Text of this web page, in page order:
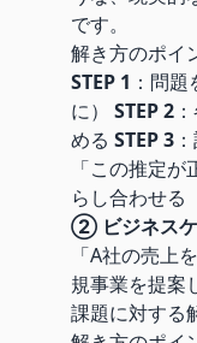
です。
解き方のポイ
STEP 1 ：問
に） STEP 2
める STEP 3
「この推定
らし合わせる
② ビジネス
「A社の売上
規事業を提案
課題に対する